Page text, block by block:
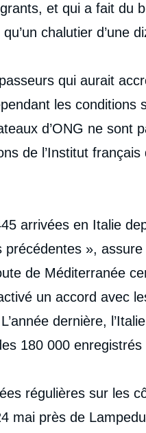
et qui a fait du
chalutier d’une
qui aurait
les conditions
d’ONG ne sont
de l’Institut français
arrivées en Italie
précédentes », assure
de Méditerranée
un accord avec
dernière,
180 000 enregistrés
régulières sur les
mai près de